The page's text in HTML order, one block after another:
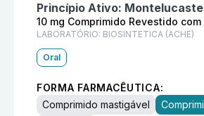
Princípio Ativo: Montelucaste
10 mg Comprimido Revestido com
LABORATÓRIO: BIOSINTETICA (ACHE)
Oral
FORMA FARMACÊUTICA:
Comprimido mastigável